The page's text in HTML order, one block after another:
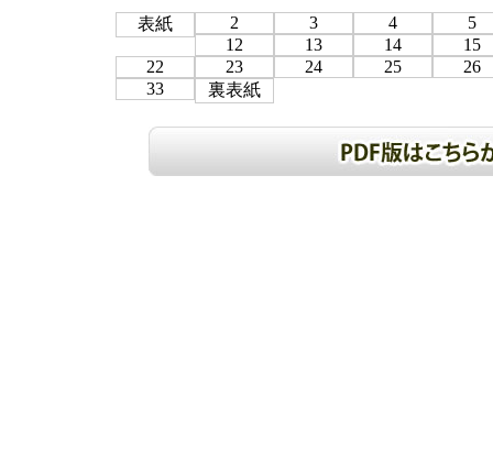
表紙 2 3 4
5
12
13 14
15
22
23 24 25
26
33
裏表紙